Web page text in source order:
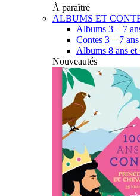
À paraître
ALBUMS ET
Albums 3 – 7
Contes 3 – 7 ans
Albums 8 ans et
Nouveautés